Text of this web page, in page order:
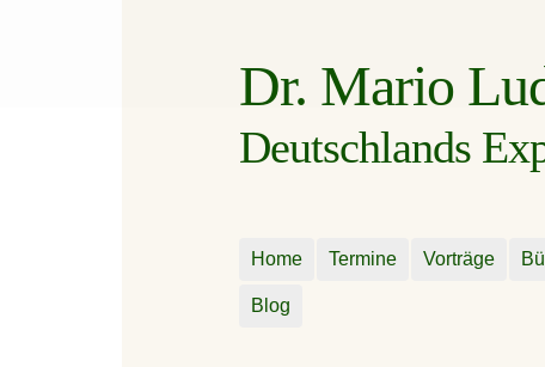
Dr. Mario
Deutschlands
Home Termine Vorträge
Blog